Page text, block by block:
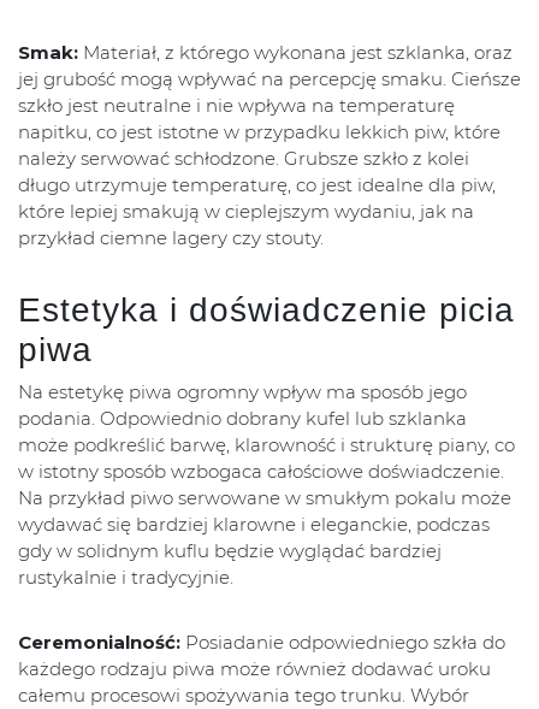
Smak: Materiał, z którego wykonana jest szklanka, oraz
jej grubość mogą wpływać na percepcję smaku. Cieńsze
szkło jest neutralne i nie wpływa na temperaturę
napitku, co jest istotne w przypadku lekkich piw, które
należy serwować schłodzone. Grubsze szkło z kolei
długo utrzymuje temperaturę, co jest idealne dla piw,
które lepiej smakują w cieplejszym wydaniu, jak na
przykład ciemne lagery czy stouty.
Estetyka i doświadczenie picia
piwa
Na estetykę piwa ogromny wpływ ma sposób jego
podania. Odpowiednio dobrany kufel lub szklanka
może podkreślić barwę, klarowność i strukturę piany, co
w istotny sposób wzbogaca całościowe doświadczenie.
Na przykład piwo serwowane w smukłym pokalu może
wydawać się bardziej klarowne i eleganckie, podczas
gdy w solidnym kuflu będzie wyglądać bardziej
rustykalnie i tradycyjnie.
Ceremonialność: Posiadanie odpowiedniego szkła do
każdego rodzaju piwa może również dodawać uroku
całemu procesowi spożywania tego trunku. Wybór